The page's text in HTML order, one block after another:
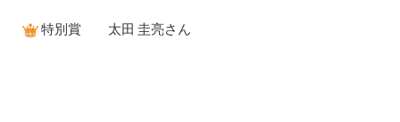
特別賞 太田 圭亮さん